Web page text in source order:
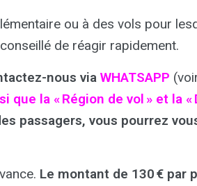
ou à des vols pour
de réagir rapidement.
nous via WHATSAPP
la « Région de vol » et la «
passagers, vous pourrez
Le montant de 130 € par